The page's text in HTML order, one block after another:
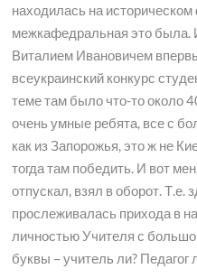
находилась на
межкафедральная это была.
Виталием Ивановичем
всеукраинский конкурс
теме там было что-то около
очень умные ребята, все с
как из Запорожья, это ж не
тогда там победить. И вот
отпускал, взял в оборот. Т.е.
прослеживалась прихода в
личностью Учителя с
буквы – учитель ли? Педагог